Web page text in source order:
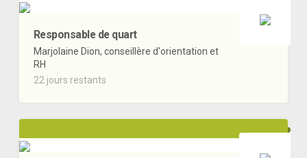
Responsable de quart
Marjolaine Dion, conseillère d'orientation et
RH
22 jours restants